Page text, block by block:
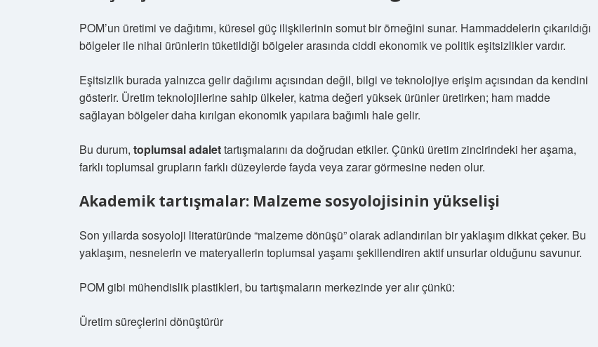
POM’un üretimi ve dağıtımı, küresel güç ilişkilerinin somut bir örneğini sunar. Hammaddelerin çıkarıldığı
bölgeler ile nihai ürünlerin tüketildiği bölgeler arasında ciddi ekonomik ve politik eşitsizlikler vardır.
Eşitsizlikburada yalnızca gelir dağılımı açısından değil, bilgi ve teknolojiye erişim açısından da kendini
gösterir. Üretim teknolojilerine sahip ülkeler, katma değeri yüksek ürünler üretirken; ham madde
sağlayan bölgeler daha kırılgan ekonomik yapılara bağımlı hale gelir.
Bu durum, toplumsal adalettartışmalarını da doğrudan etkiler. Çünkü üretim zincirindeki her aşama,
farklı toplumsal grupların farklı düzeylerde fayda veya zarar görmesine neden olur.
Akademik tartışmalar: Malzeme sosyolojisinin yükselişi
Son yıllarda sosyoloji literatüründe “malzeme dönüşü” olarak adlandırılan bir yaklaşım dikkat çeker. Bu
yaklaşım, nesnelerin ve materyallerin toplumsal yaşamı şekillendiren aktif unsurlar olduğunu savunur.
POM gibi mühendislik plastikleri, bu tartışmaların merkezinde yer alır çünkü:
Üretim süreçlerini dönüştürür